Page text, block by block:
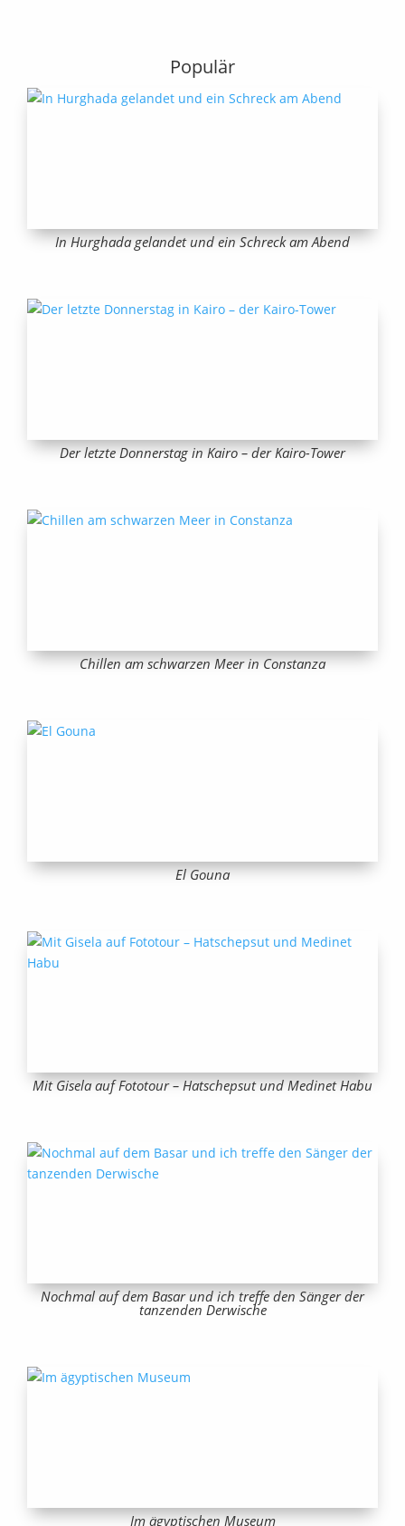
Populär
In Hurghada gelandet und ein Schreck am Abend
Der letzte Donnerstag in Kairo – der Kairo-Tower
Chillen am schwarzen Meer in Constanza
El Gouna
Mit Gisela auf Fototour – Hatschepsut und Medinet Habu
Nochmal auf dem Basar und ich treffe den Sänger der
tanzenden Derwische
Im ägyptischen Museum